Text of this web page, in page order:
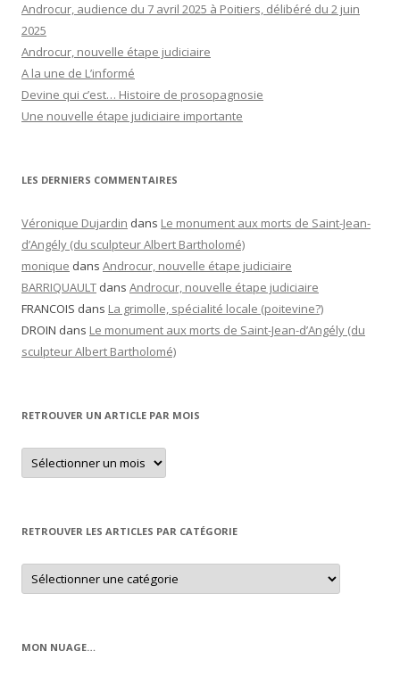
Androcur, audience du 7 avril 2025 à Poitiers, délibéré du 2 juin
2025
Androcur, nouvelle étape judiciaire
A la une de L’informé
Devine qui c’est… Histoire de prosopagnosie
Une nouvelle étape judiciaire importante
LES DERNIERS COMMENTAIRES
Véronique Dujardin dans Le monument aux morts de Saint-Jean-
d’Angély (du sculpteur Albert Bartholomé)
monique dans Androcur, nouvelle étape judiciaire
BARRIQUAULT dans Androcur, nouvelle étape judiciaire
FRANCOIS dans La grimolle, spécialité locale (poitevine?)
DROIN dans Le monument aux morts de Saint-Jean-d’Angély (du
sculpteur Albert Bartholomé)
RETROUVER UN ARTICLE PAR MOIS
Retrouver
un
article
RETROUVER LES ARTICLES PAR CATÉGORIE
Retrouver
les
articles
MON NUAGE…